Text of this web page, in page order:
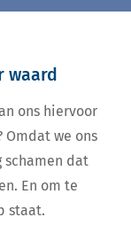
waard
ons hiervoor
Omdat we ons
dat
En om te
staat.